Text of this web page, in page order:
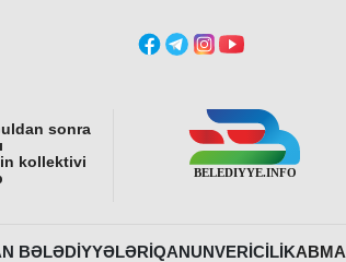
sonra
kollektivi
BƏLƏDIYYƏLƏRIQANUNVERICILIKABMA